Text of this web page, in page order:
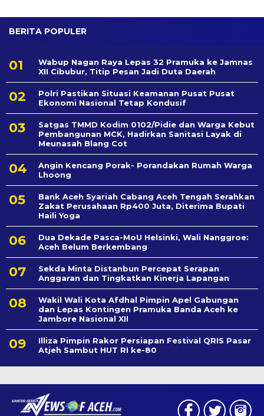
BERITA POPULER
Wabup Nagan Raya Lepas 32 Pramuka ke Jamnas
XII Cibubur, Titip Pesan Jadi Duta Daerah
Polri Pastikan Situasi Keamanan Pusat Pusat
Ekonomi Nasional Tetap Kondusif
Satgas TMMD Kodim 0102/Pidie dan Warga Kebut
Pembangunan MCK, Hadirkan Sanitasi Layak di
Meunasah Blang Cot
Angin Kencang Porak- Porandakan Rumah Warga
Lhoong
Bank Aceh Syariah Cabang Aceh Tengah Serahkan
Zakat Perusahaan Rp400 Juta, Diterima Bupati
Haili Yoga
Dua Dekade Pasca-MoU Helsinki, Wali Nanggroe:
Aceh Belum Berkembang
Sekda Minta Distanbun Percepat Serapan
Anggaran dan Tingkatkan Kinerja Lapangan
Wakil Wali Kota Afdhal Pimpin Apel Gabungan
dan Lepas Kontingen Pramuka Banda Aceh ke
Jambore Nasional XII
Illiza Pimpin Rakor Persiapan Festival QRIS Pasar
Atjeh Sambut HUT RI ke-80